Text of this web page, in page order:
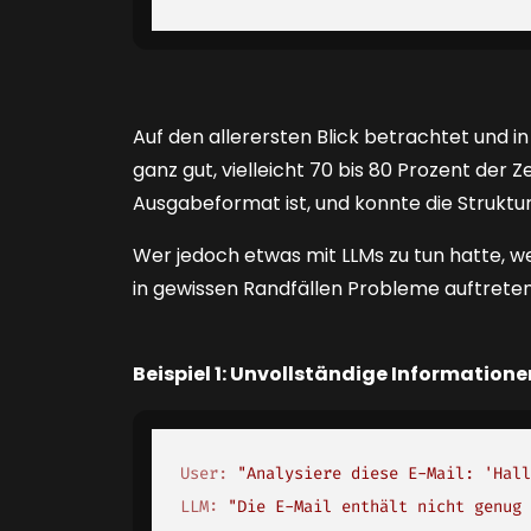
Auf den allerersten Blick betrachtet und
ganz gut, vielleicht 70 bis 80 Prozent der
Ausgabeformat ist, und konnte die
Wer jedoch etwas mit LLMs zu tun hatte,
in gewissen Randfällen Probleme
Beispiel 1: Unvollständige
User:
"Analysiere diese E-Mail:
LLM:
"Die E-Mail enthält nicht genug